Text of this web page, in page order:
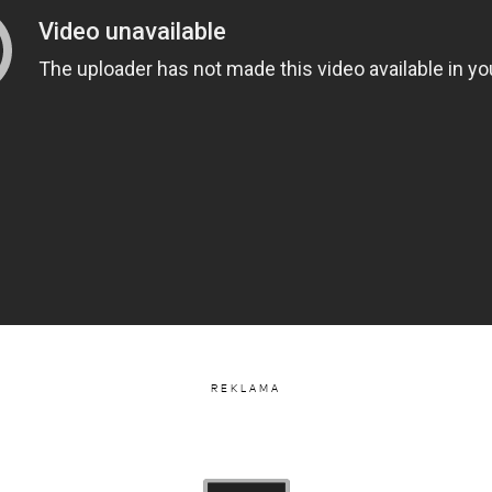
tym instagramie ale oznacza jedno ...Szykuje się
niesamowity koncert.
REKLAMA